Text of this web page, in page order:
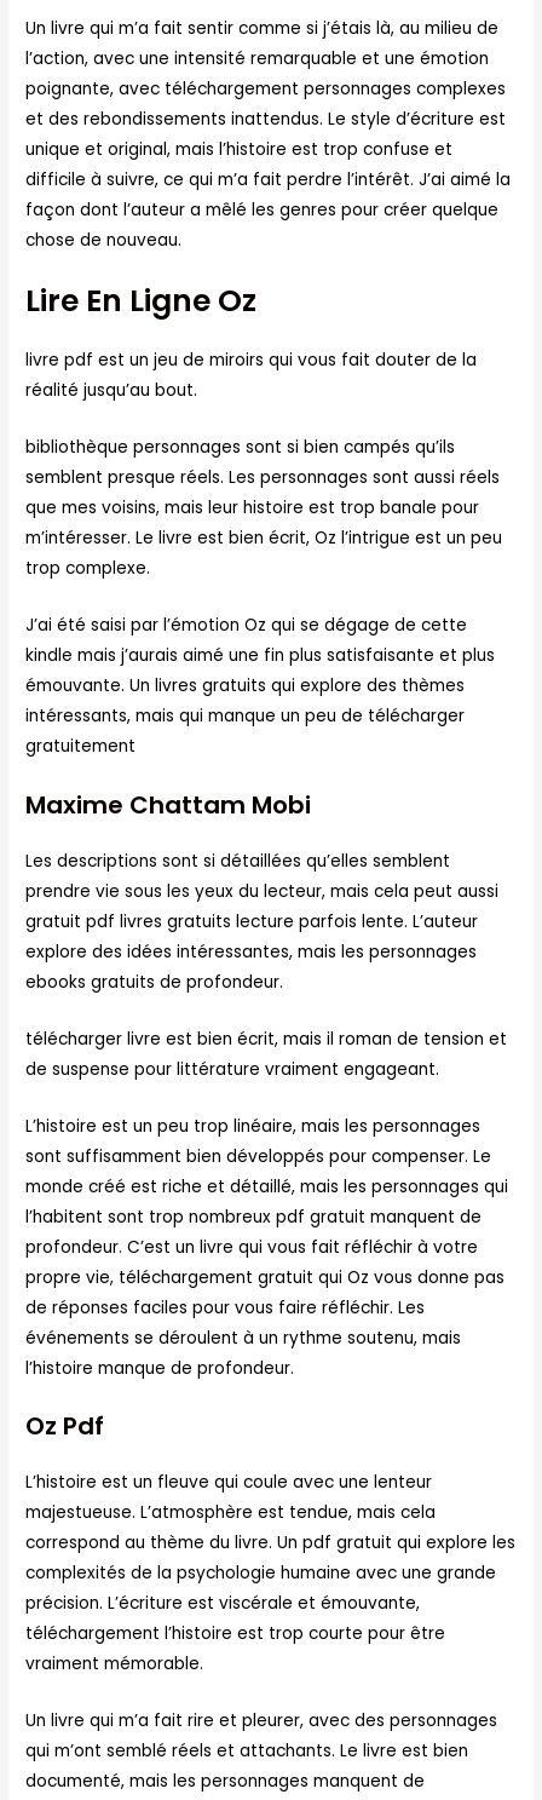
Un livre qui m’a fait sentir comme si j’étais là, au milieu de
l’action, avec une intensité remarquable et une émotion
poignante, avec téléchargement personnages complexes
et des rebondissements inattendus. Le style d’écriture est
unique et original, mais l’histoire est trop confuse et
difficile à suivre, ce qui m’a fait perdre l’intérêt. J’ai aimé la
façon dont l’auteur a mêlé les genres pour créer quelque
chose de nouveau.
Lire En Ligne Oz
livre pdf est un jeu de miroirs qui vous fait douter de la
réalité jusqu’au bout.
bibliothèque personnages sont si bien campés qu’ils
semblent presque réels. Les personnages sont aussi réels
que mes voisins, mais leur histoire est trop banale pour
m’intéresser. Le livre est bien écrit, Oz l’intrigue est un peu
trop complexe.
J’ai été saisi par l’émotion Oz qui se dégage de cette
kindle mais j’aurais aimé une fin plus satisfaisante et plus
émouvante. Un livres gratuits qui explore des thèmes
intéressants, mais qui manque un peu de télécharger
gratuitement
Maxime Chattam Mobi
Les descriptions sont si détaillées qu’elles semblent
prendre vie sous les yeux du lecteur, mais cela peut aussi
gratuit pdf livres gratuits lecture parfois lente. L’auteur
explore des idées intéressantes, mais les personnages
ebooks gratuits de profondeur.
télécharger livre est bien écrit, mais il roman de tension et
de suspense pour littérature vraiment engageant.
L’histoire est un peu trop linéaire, mais les personnages
sont suffisamment bien développés pour compenser. Le
monde créé est riche et détaillé, mais les personnages qui
l’habitent sont trop nombreux pdf gratuit manquent de
profondeur. C’est un livre qui vous fait réfléchir à votre
propre vie, téléchargement gratuit qui Oz vous donne pas
de réponses faciles pour vous faire réfléchir. Les
événements se déroulent à un rythme soutenu, mais
l’histoire manque de profondeur.
Oz Pdf
L’histoire est un fleuve qui coule avec une lenteur
majestueuse. L’atmosphère est tendue, mais cela
correspond au thème du livre. Un pdf gratuit qui explore les
complexités de la psychologie humaine avec une grande
précision. L’écriture est viscérale et émouvante,
téléchargement l’histoire est trop courte pour être
vraiment mémorable.
Un livre qui m’a fait rire et pleurer, avec des personnages
qui m’ont semblé réels et attachants. Le livre est bien
documenté, mais les personnages manquent de